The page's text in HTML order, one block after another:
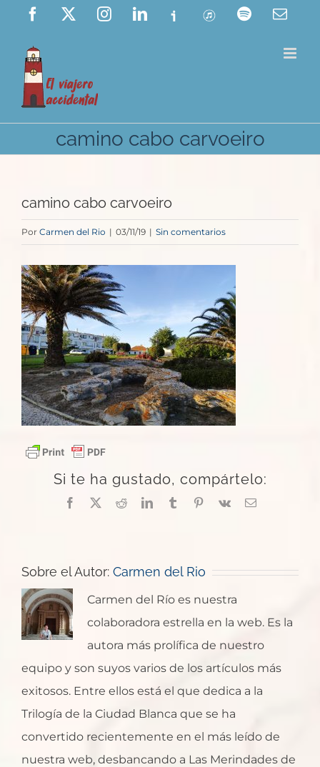
Saltar
contenido
Facebook InstagramLinkedIn
Ivoox ITunes Spotify
camino cabo carvoeiro
camino cabo carvoeiro
Por Carmen del Rio | 03/11/19 | Sin comentarios
Si te ha gustado, compártelo:
Facebook
X RedditLinkedInTumblrPinterest
Vk
Correo
Sobre el Autor: Carmen del Rio
Carmen del Río es nuestra
colaboradora estrella en la web. Es la
autora más prolífica de nuestro
equipo y son suyos varios de los artículos más
exitosos. Entre ellos está el que dedica a la
Trilogía de la Ciudad Blanca que se ha
convertido recientemente en el más leído de
nuestra web, desbancando a Las Merindades de